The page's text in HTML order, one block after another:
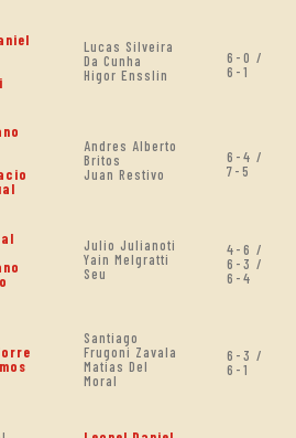
Lucas Silveira
Da Cunha
Higor Ensslin
6-0 /
6-1
Andres Alberto
Britos
Juan Restivo
6-4 /
7-5
Julio Julianoti
Yain Melgratti
Seu
4-6 /
6-3 /
6-4
Santiago
Frugoni Zavala
Matias Del
Moral
6-3 /
6-1